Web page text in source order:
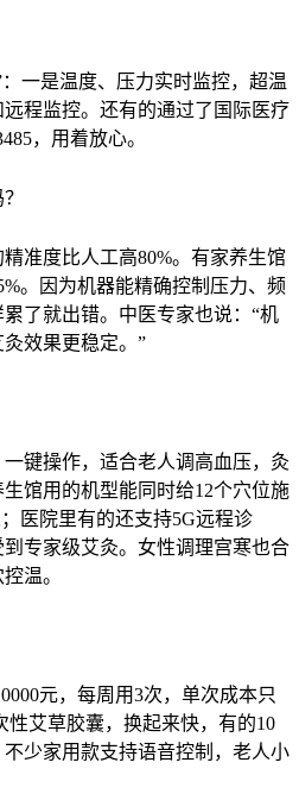
一是温度、压力实时监控，超温
程监控。还有的通过了国际医疗
，用着放心。
准度比人工高80%。有家养生馆
。因为机器能精确控制压力、频
了就出错。中医专家也说：“机
效果更稳定。”
键操作，适合老人调高血压，灸
馆用的机型能同时给12个穴位施
医院里有的还支持5G远程诊
专家级艾灸。女性调理宫寒也合
温。
元，每周用3次，单次成本只
性艾草胶囊，换起来快，有的10
少家用款支持语音控制，老人小